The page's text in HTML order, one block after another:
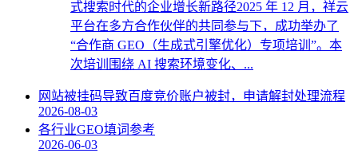
式搜索时代的企业增长新路径2025 年 12 月，祥云
平台在多方合作伙伴的共同参与下，成功举办了
“合作商 GEO（生成式引擎优化）专项培训”。本
次培训围绕 AI 搜索环境变化、...
网站被挂码导致百度竞价账户被封，申请解封处理流程
2026-08-03
各行业GEO填词参考
2026-06-03